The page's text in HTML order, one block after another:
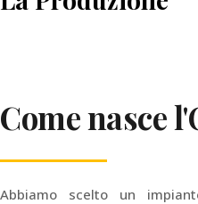
Come nasce
Abbiamo scelto un